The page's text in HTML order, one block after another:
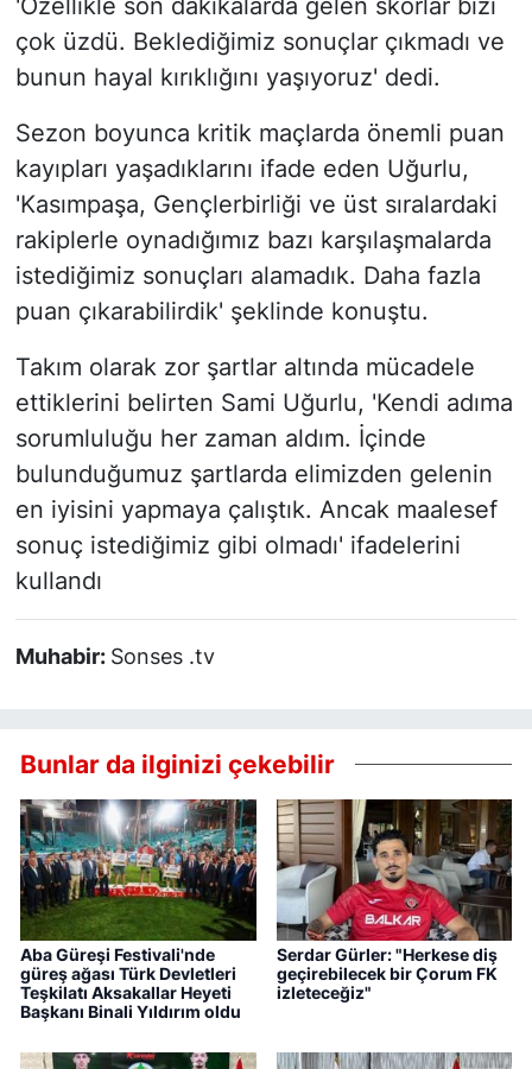
'Özellikle son dakikalarda gelen skorlar bizi
çok üzdü. Beklediğimiz sonuçlar çıkmadı ve
bunun hayal kırıklığını yaşıyoruz' dedi.
Sezon boyunca kritik maçlarda önemli puan
kayıpları yaşadıklarını ifade eden Uğurlu,
'Kasımpaşa, Gençlerbirliği ve üst sıralardaki
rakiplerle oynadığımız bazı karşılaşmalarda
istediğimiz sonuçları alamadık. Daha fazla
puan çıkarabilirdik' şeklinde konuştu.
Takım olarak zor şartlar altında mücadele
ettiklerini belirten Sami Uğurlu, 'Kendi adıma
sorumluluğu her zaman aldım. İçinde
bulunduğumuz şartlarda elimizden gelenin
en iyisini yapmaya çalıştık. Ancak maalesef
sonuç istediğimiz gibi olmadı' ifadelerini
kullandı
Muhabir: Sonses .tv
Bunlar da ilginizi çekebilir
Aba Güreşi Festivali'nde
güreş ağası Türk Devletleri
Teşkilatı Aksakallar Heyeti
Başkanı Binali Yıldırım oldu
Serdar Gürler: "Herkese diş
geçirebilecek bir Çorum FK
izleteceğiz"